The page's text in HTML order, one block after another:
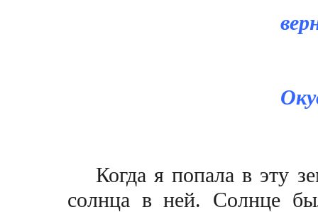
Когда я попала в эту
солнца в ней. Солнце